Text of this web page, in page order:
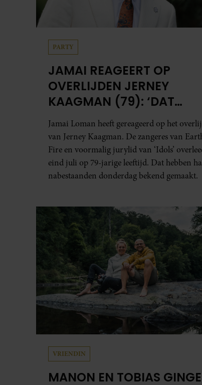
PARTY
JAMAI REAGEERT OP
OVERLIJDEN JERNEY
KAAGMAN (79): ‘DAT
VERTROUWEN ZAL IK
VERGETEN’
Jamai Loman heeft gereageerd op het
van Jerney Kaagman. De zangeres van
Fire en voormalig jurylid van ‘Idols’
eind juli op 79-jarige leeftijd. Dat hebben
nabestaanden donderdag bekend gemaakt.
VRIENDIN
MANON EN TOBIAS